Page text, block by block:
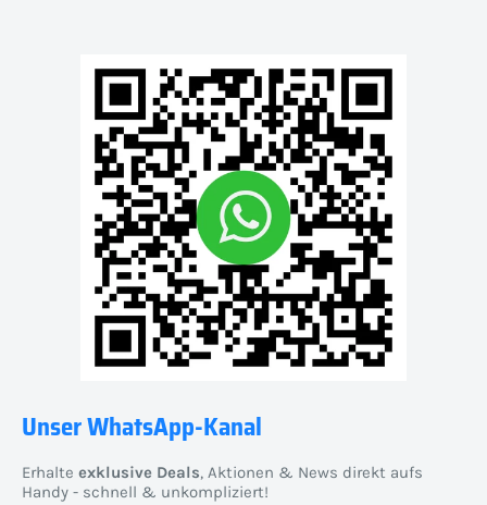
Unser WhatsApp-Kanal
Erhalte exklusive Deals, Aktionen & News direkt aufs
Handy - schnell & unkompliziert!